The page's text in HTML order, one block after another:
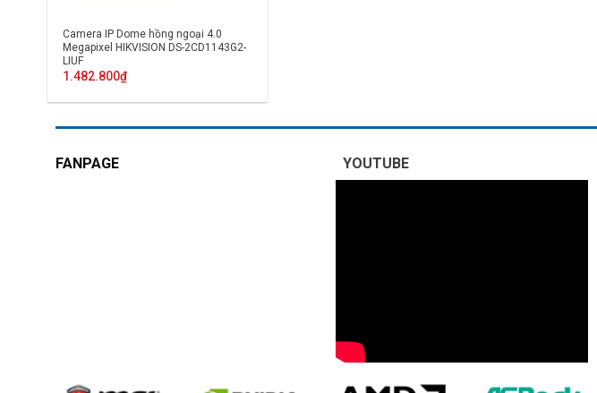
Camera IP Dome hồng ngoại 4.0
Megapixel HIKVISION DS-2CD1143G2-
LIUF
1.482.800₫
FANPAGE YOUTUBE